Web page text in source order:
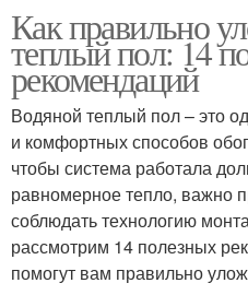
Как правильно
теплый пол: 14
рекомендаций
Водяной теплый пол – это
и комфортных способов
чтобы система работала
равномерное тепло, важно
соблюдать технологию
рассмотрим 14 полезных
помогут вам правильно